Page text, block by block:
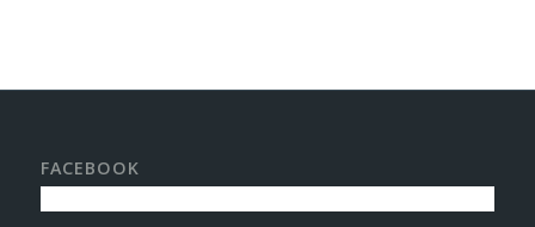
FACEBOOK